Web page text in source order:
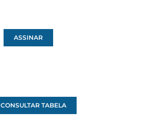
ASSINAR
CONSULTAR TABELA